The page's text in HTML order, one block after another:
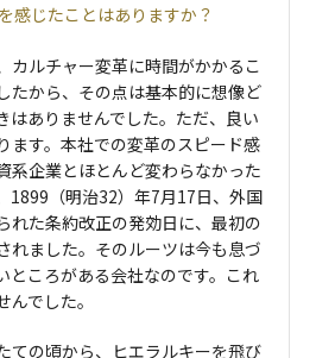
感じたことはありますか？
カルチャー変革に時間がかかるこ
たから、その点は基本的に想像ど
はありませんでした。ただ、良い
ます。本社での変革のスピード感
系企業とほとんど変わらなかった
1899（明治32）年7月17日、外国
れた条約改正の発効日に、最初の
れました。そのルーツは今も息づ
ところがある会社なのです。これ
でした。
ての頃から、ヒエラルキーを飛び